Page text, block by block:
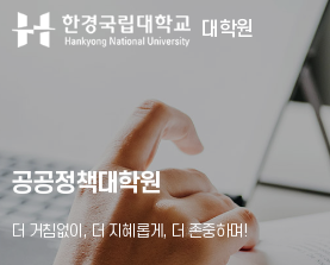
대학원
공공정책대학원